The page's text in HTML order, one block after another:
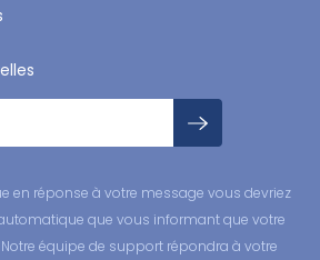
en réponse à votre message vous devriez
que vous informant que votre
équipe de support répondra à votre